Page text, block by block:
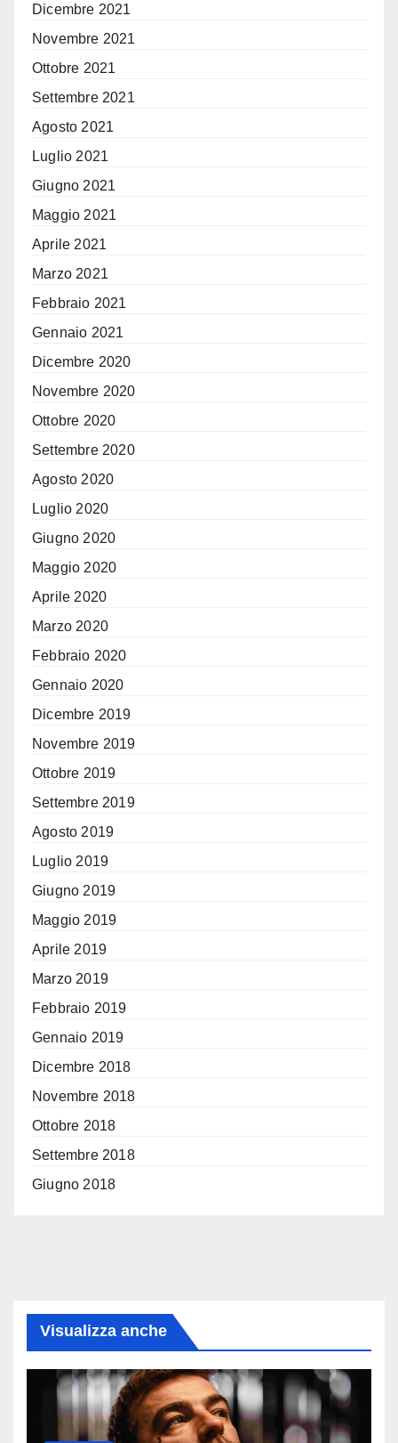
Dicembre 2021
Novembre 2021
Ottobre 2021
Settembre 2021
Agosto 2021
Luglio 2021
Giugno 2021
Maggio 2021
Aprile 2021
Marzo 2021
Febbraio 2021
Gennaio 2021
Dicembre 2020
Novembre 2020
Ottobre 2020
Settembre 2020
Agosto 2020
Luglio 2020
Giugno 2020
Maggio 2020
Aprile 2020
Marzo 2020
Febbraio 2020
Gennaio 2020
Dicembre 2019
Novembre 2019
Ottobre 2019
Settembre 2019
Agosto 2019
Luglio 2019
Giugno 2019
Maggio 2019
Aprile 2019
Marzo 2019
Febbraio 2019
Gennaio 2019
Dicembre 2018
Novembre 2018
Ottobre 2018
Settembre 2018
Giugno 2018
Visualizza anche